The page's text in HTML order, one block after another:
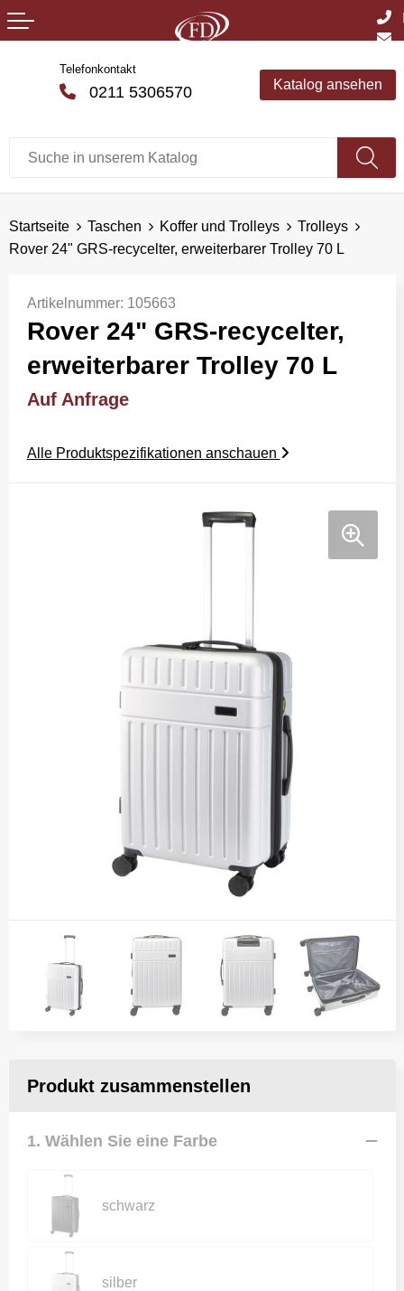
Telefonkontakt
0211 5306570 Katalog ansehen
Startseite Taschen Koffer und Trolleys
Trolleys
Rover 24" GRS-recycelter, erweiterbarer Trolley 70 L
Artikelnummer: 105663
Rover 24" GRS-recycelter,
erweiterbarer Trolley 70 L
Auf Anfrage
Alle Produktspezifikationen anschauen
Produkt zusammenstellen
1. Wählen Sie eine Farbe
schwarz
silber